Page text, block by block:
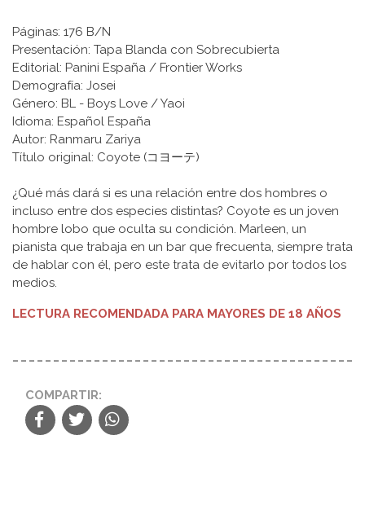
Páginas: 176 B/N
Presentación: Tapa Blanda con Sobrecubierta
Editorial: Panini España / Frontier Works
Demografía: Josei
Género: BL - Boys Love / Yaoi
Idioma: Español España
Autor: Ranmaru Zariya
Título original: Coyote (コヨーテ)
¿Qué más dará si es una relación entre dos hombres o
incluso entre dos especies distintas? Coyote es un joven
hombre lobo que oculta su condición. Marleen, un
pianista que trabaja en un bar que frecuenta, siempre trata
de hablar con él, pero este trata de evitarlo por todos los
medios.
LECTURA RECOMENDADA PARA MAYORES DE 18 AÑOS
COMPARTIR: